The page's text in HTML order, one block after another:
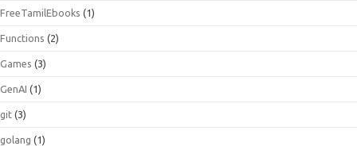
FreeTamilEbooks (1)
Functions (2)
Games (3)
GenAI (1)
git (3)
golang (1)